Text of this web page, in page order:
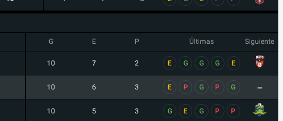
G E P Últimas Siguiente
10 7 2 E G G G E
10 6 3 E P G P G -
10 5 3 G E G P P